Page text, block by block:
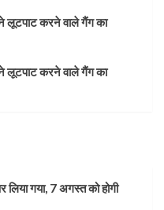
लूटपाट करने वाले गैंग का
लूटपाट करने वाले गैंग का
लिया गया, 7 अगस्त को होगी